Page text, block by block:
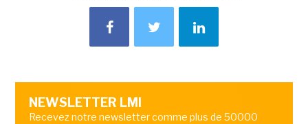
NEWSLETTER LMI
Recevez notre newsletter comme plus de 50000